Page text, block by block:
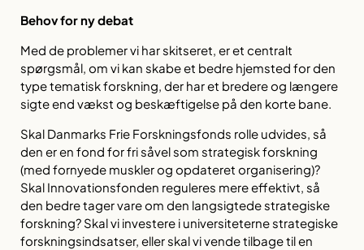
Behov for ny debat
Med de problemer vi har skitseret, er et centralt
spørgsmål, om vi kan skabe et bedre hjemsted for den
type tematisk forskning, der har et bredere og længere
sigte end vækst og beskæftigelse på den korte bane.
Skal Danmarks Frie Forskningsfonds rolle udvides, så
den er en fond for fri såvel som strategisk forskning
(med fornyede muskler og opdateret organisering)?
Skal Innovationsfonden reguleres mere effektivt, så
den bedre tager vare om den langsigtede strategiske
forskning? Skal vi investere i universiteterne strategiske
forskningsindsatser, eller skal vi vende tilbage til en